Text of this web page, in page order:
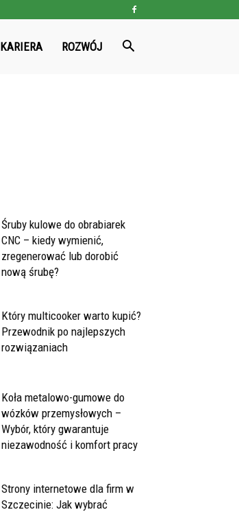
KARIERA ROZWÓJ
Śruby kulowe do obrabiarek
CNC – kiedy wymienić,
zregenerować lub dorobić
nową śrubę?
Który multicooker warto kupić?
Przewodnik po najlepszych
rozwiązaniach
Koła metalowo-gumowe do
wózków przemysłowych –
Wybór, który gwarantuje
niezawodność i komfort pracy
Strony internetowe dla firm w
Szczecinie: Jak wybrać